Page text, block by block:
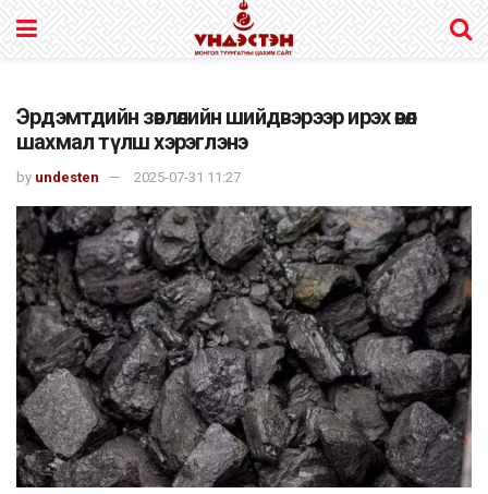
Эрдэмтдийн зөвлөлийн шийдвэрээр ирэх өвөл
шахмал түлш хэрэглэнэ
by undesten 2025-07-31 11:27